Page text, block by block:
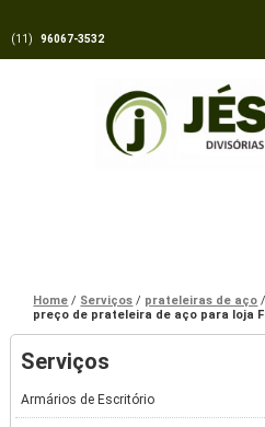
(11) 96067-3532
Home Serviços prateleiras de aço
preço de prateleira de aço para loja
Serviços
Armários de Escritório